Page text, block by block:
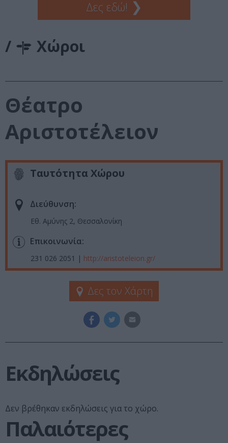
Δες εδώ! ❯
/ Χώροι
Θέατρο
Αριστοτέλειον
Ταυτότητα Χώρου
Διεύθυνση:
Εθ. Αμύνης 2, Θεσσαλονίκη
Επικοινωνία:
231 026 2051 | http://aristoteleion.gr/
Δες τον Χάρτη
Εκδηλώσεις
Δεν βρέθηκαν εκδηλώσεις για το χώρο.
Παλαιότερες